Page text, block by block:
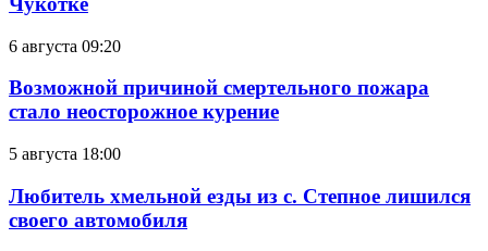
6 августа 09:20
Возможной причиной смертельного пожара
стало неосторожное курение
5 августа 18:00
Любитель хмельной езды из с. Степное лишился
своего автомобиля